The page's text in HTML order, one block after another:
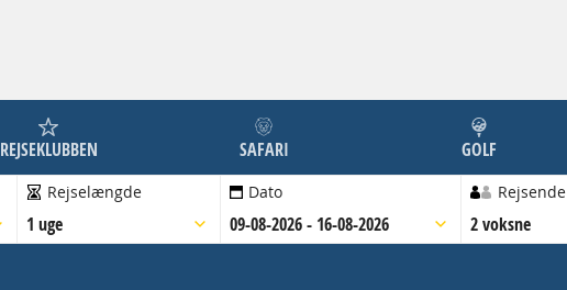
REJSEKLUBBEN SAFARI GOLF
Rejselængde
1 uge
Dato
09-08-2026 - 16-08-2026
Rejsende
2 voksne